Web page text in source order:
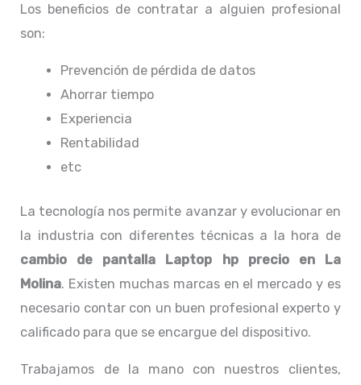
Los beneficios de contratar a alguien profesional
son:
Prevención de pérdida de datos
Ahorrar tiempo
Experiencia
Rentabilidad
etc
La tecnología nos permite avanzar y evolucionar en
la industria con diferentes técnicas a la hora de
cambio de pantalla Laptop hp precio en La
Molina. Existen muchas marcas en el mercado y es
necesario contar con un buen profesional experto y
calificado para que se encargue del dispositivo.
Trabajamos de la mano con nuestros clientes,